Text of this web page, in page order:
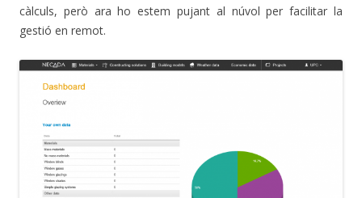
càlculs, però ara ho estem pujant al núvol per facilitar la
gestió en remot.